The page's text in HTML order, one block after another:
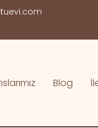
Blog